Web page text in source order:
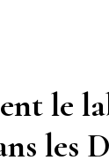
le
les